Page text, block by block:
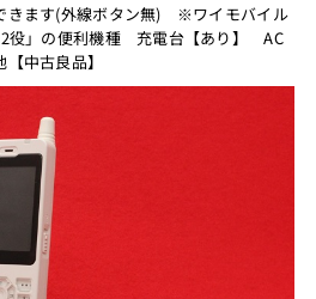
きます(外線ボタン無) ※ワイモバイル
2役」の便利機種 充電台【あり】 AC
中古良品】